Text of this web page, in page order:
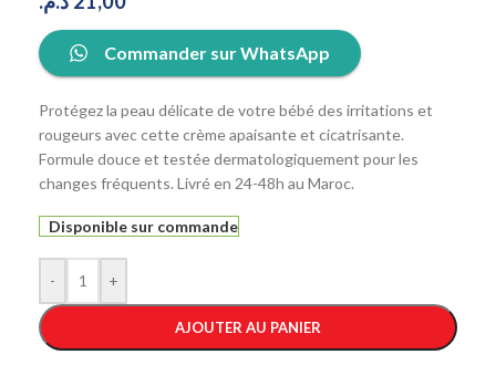
Commander sur WhatsApp
Protégez la peau délicate de votre bébé des irritations et
rougeurs avec cette crème apaisante et cicatrisante.
Formule douce et testée dermatologiquement pour les
changes fréquents. Livré en 24-48h au Maroc.
Disponible sur commande
- +
AJOUTER AU PANIER